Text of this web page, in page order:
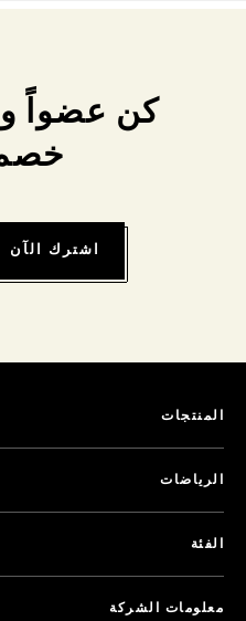
كن عضواً
خصم
اشترك الآن
المنتجات
الرياضات
الفئة
معلومات الشركة